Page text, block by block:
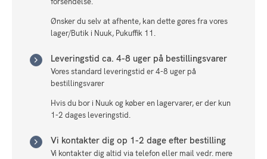
Ønsker du selv at afhente, kan dette gøres fra vores
lager/Butik i Nuuk, Pukuffik 11.
Leveringstid ca. 4-8 uger på bestillingsvarer
Vores standard leveringstid er 4-8 uger på
bestillingsvarer
Hvis du bor i Nuuk og køber en lagervarer, er der kun
1-2 dages leveringstid.
Vi kontakter dig op 1-2 dage efter bestilling
Vi kontakter dig altid via telefon eller mail vedr. mere